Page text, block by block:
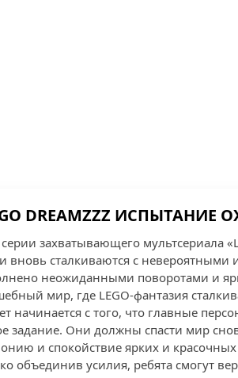
DREAMZZZ
захватывающего мультсериала
вновь сталкиваются с
неожиданными поворотами и
мир, где LEGO-фантазия
начинается с того, что главные
задание. Они должны спасти мир
и спокойствие ярких и
объединив усилия, ребята смогут